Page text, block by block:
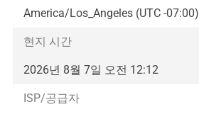
America/Los_Angeles (UTC -07:00)
현지 시간
2026년 8월 7일 오전 12:12
ISP/공급자